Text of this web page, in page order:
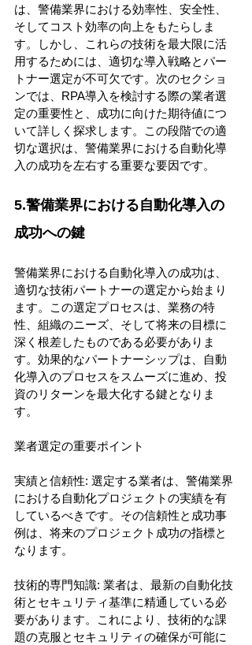
は、警備業界における効率性、安全性、
そしてコスト効率の向上をもたらしま
す。しかし、これらの技術を最大限に活
用するためには、適切な導入戦略とパー
トナー選定が不可欠です。次のセクショ
ンでは、RPA導入を検討する際の業者選
定の重要性と、成功に向けた期待値につ
いて詳しく探求します。この段階での適
切な選択は、警備業界における自動化導
入の成功を左右する重要な要因です。
5.警備業界における自動化導入の
成功への鍵
警備業界における自動化導入の成功は、
適切な技術パートナーの選定から始まり
ます。この選定プロセスは、業務の特
性、組織のニーズ、そして将来の目標に
深く根差したものである必要がありま
す。効果的なパートナーシップは、自動
化導入のプロセスをスムーズに進め、投
資のリターンを最大化する鍵となりま
す。
業者選定の重要ポイント
実績と信頼性: 選定する業者は、警備業界
における自動化プロジェクトの実績を有
しているべきです。その信頼性と成功事
例は、将来のプロジェクト成功の指標と
なります。
技術的専門知識: 業者は、最新の自動化技
術とセキュリティ基準に精通している必
要があります。これにより、技術的な課
題の克服とセキュリティの確保が可能に